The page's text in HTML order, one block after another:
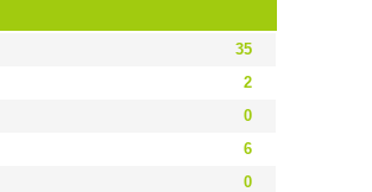
35
2
0
6
0